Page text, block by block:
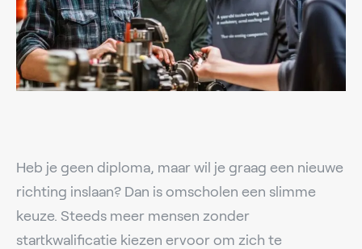
Heb je geen diploma, maar wil je graag een nieuwe
richting inslaan? Dan is omscholen een slimme
keuze. Steeds meer mensen zonder
startkwalificatie kiezen ervoor om zich te